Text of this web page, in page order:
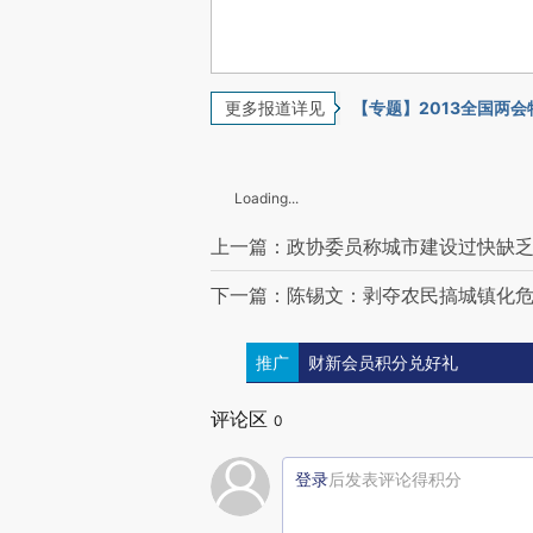
更多报道详见 【专题】2013全国两
Loading...
上一篇：政协委员称城市建设过快缺
下一篇：陈锡文：剥夺农民搞城镇化
推广 财新会员积分兑好礼
评论区 0
登录后发表评论得积分